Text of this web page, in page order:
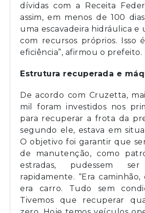
dívidas com a Receita
assim, em menos de 100
uma escavadeira hidráulica e
com recursos próprios. Isso
eficiência”, afirmou o prefeito.
Estrutura recuperada e
De acordo com Cruzetta,
mil foram investidos nos
para recuperar a frota da
segundo ele, estava em
O objetivo foi garantir que
de manutenção, como
estradas, pudessem ser
rapidamente. “Era caminhão,
era carro. Tudo sem
Tivemos que recuperar